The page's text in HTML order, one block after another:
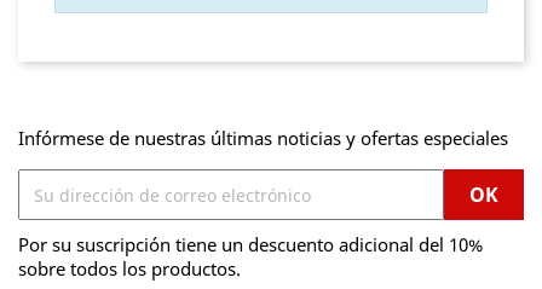
Infórmese de nuestras últimas noticias y ofertas especiales
Por su suscripción tiene un descuento adicional del 10%
sobre todos los productos.